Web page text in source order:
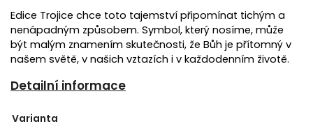
Edice Trojice chce toto tajemství připomínat tichým a
nenápadným způsobem. Symbol, který nosíme, může
být malým znamením skutečnosti, že Bůh je přítomný v
našem světě, v našich vztazích i v každodenním životě.
Detailní informace
Varianta